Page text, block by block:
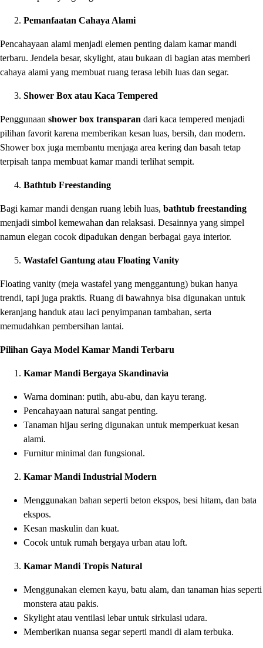
Pemanfaatan Cahaya Alami
Pencahayaan alami menjadi elemen penting dalam kamar mandi
terbaru. Jendela besar, skylight, atau bukaan di bagian atas memberi
cahaya alami yang membuat ruang terasa lebih luas dan segar.
Shower Box atau Kaca Tempered
Penggunaan shower box transparan dari kaca tempered menjadi
pilihan favorit karena memberikan kesan luas, bersih, dan modern.
Shower box juga membantu menjaga area kering dan basah tetap
terpisah tanpa membuat kamar mandi terlihat sempit.
Bathtub Freestanding
Bagi kamar mandi dengan ruang lebih luas, bathtub freestanding
menjadi simbol kemewahan dan relaksasi. Desainnya yang simpel
namun elegan cocok dipadukan dengan berbagai gaya interior.
Wastafel Gantung atau Floating Vanity
Floating vanity (meja wastafel yang menggantung) bukan hanya
trendi, tapi juga praktis. Ruang di bawahnya bisa digunakan untuk
keranjang handuk atau laci penyimpanan tambahan, serta
memudahkan pembersihan lantai.
Pilihan Gaya Model Kamar Mandi Terbaru
Kamar Mandi Bergaya Skandinavia
Warna dominan: putih, abu-abu, dan kayu terang.
Pencahayaan natural sangat penting.
Tanaman hijau sering digunakan untuk memperkuat kesan
alami.
Furnitur minimal dan fungsional.
Kamar Mandi Industrial Modern
Menggunakan bahan seperti beton ekspos, besi hitam, dan bata
ekspos.
Kesan maskulin dan kuat.
Cocok untuk rumah bergaya urban atau loft.
Kamar Mandi Tropis Natural
Menggunakan elemen kayu, batu alam, dan tanaman hias seperti
monstera atau pakis.
Skylight atau ventilasi lebar untuk sirkulasi udara.
Memberikan nuansa segar seperti mandi di alam terbuka.